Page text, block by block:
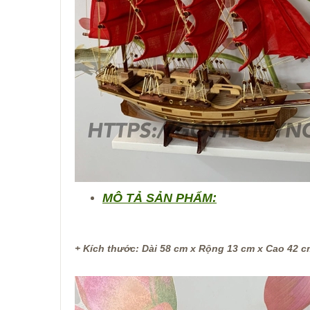
MÔ TẢ SẢN PHẨM:
+ Kích thước: Dài 58 cm x Rộng 13 cm x Cao 42